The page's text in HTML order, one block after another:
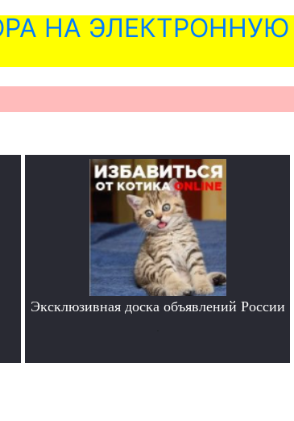
НА ЭЛЕКТРОННУЮ
Эксклюзивная доска объявлений России